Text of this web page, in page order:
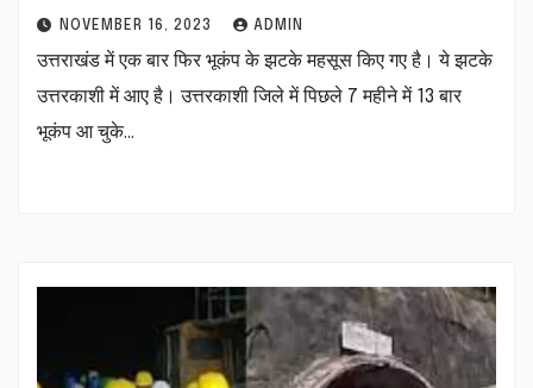
NOVEMBER 16, 2023 ADMIN
उत्तराखंड में एक बार फिर भूकंप के झटके महसूस किए गए है। ये झटके
उत्तरकाशी में आए है। उत्तरकाशी जिले में पिछले 7 महीने में 13 बार
भूकंप आ चुके…